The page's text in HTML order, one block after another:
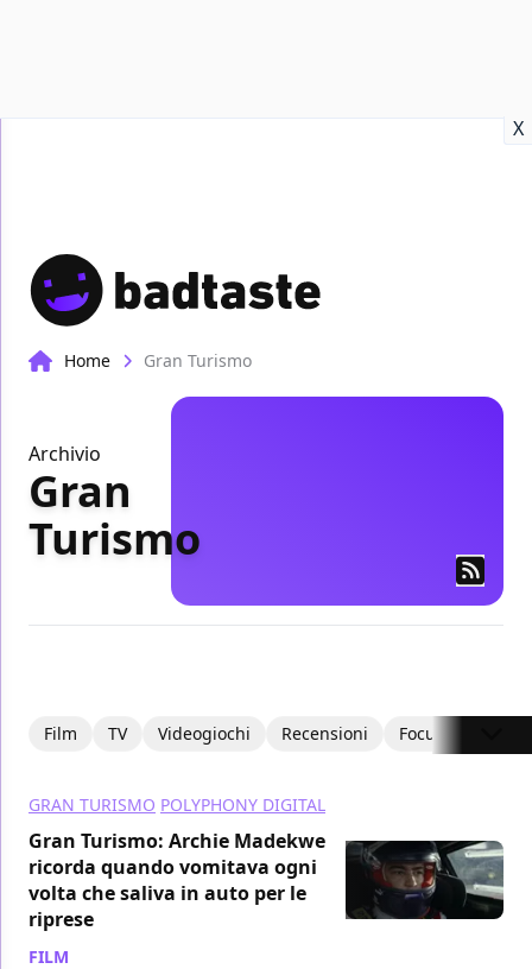
X
Home Gran Turismo
Archivio
Gran
Turismo
Film TV Videogiochi Recensioni Focus
GRAN TURISMO POLYPHONY DIGITAL
Gran Turismo: Archie Madekwe
ricorda quando vomitava ogni
volta che saliva in auto per le
riprese
FILM